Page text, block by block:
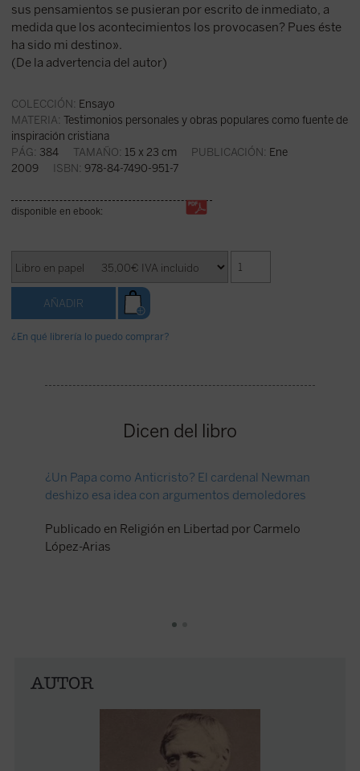
sus pensamientos se pusieran por escrito de inmediato, a
medida que los acontecimientos los provocasen? Pues éste
ha sido mi destino».
(De la advertencia del autor)
COLECCIÓN: Ensayo
MATERIA: Testimonios personales y obras populares como fuente de
inspiración cristiana
PÁG: 384 TAMAÑO: 15 x 23 cm PUBLICACIÓN: Ene
2009 ISBN: 978-84-7490-951-7
disponible en ebook:
¿En qué librería lo puedo comprar?
Dicen del libro
¿Un Papa como Anticristo? El cardenal Newman
deshizo esa idea con argumentos demoledores
Publicado en Religión en Libertad por Carmelo
López-Arias
AUTOR